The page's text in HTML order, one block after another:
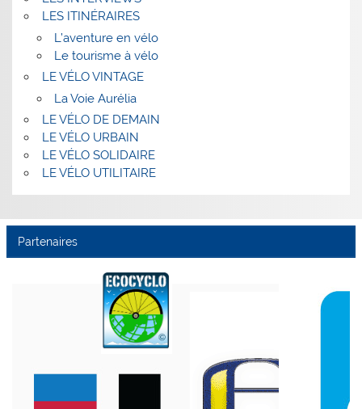
LES ITINÉRAIRES
L’aventure en vélo
Le tourisme à vélo
LE VÉLO VINTAGE
La Voie Aurélia
LE VÉLO DE DEMAIN
LE VÉLO URBAIN
LE VÉLO SOLIDAIRE
LE VÉLO UTILITAIRE
Partenaires